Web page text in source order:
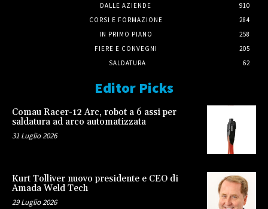
DALLE AZIENDE
910
CORSI E FORMAZIONE
284
IN PRIMO PIANO
258
FIERE E CONVEGNI
205
SALDATURA
62
Editor Picks
Comau Racer-12 Arc, robot a 6 assi per
saldatura ad arco automatizzata
31 Luglio 2026
Kurt Tolliver nuovo presidente e CEO di
Amada Weld Tech
29 Luglio 2026